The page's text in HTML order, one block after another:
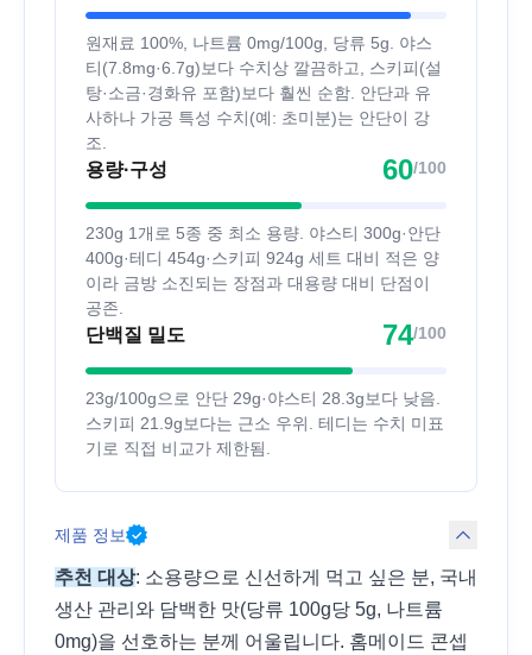
원재료 100%, 나트륨 0mg/100g, 당류 5g. 야스
티(7.8mg·6.7g)보다 수치상 깔끔하고, 스키피(설
탕·소금·경화유 포함)보다 훨씬 순함. 안단과 유
사하나 가공 특성 수치(예: 초미분)는 안단이 강
조.
용량·구성 60/100
230g 1개로 5종 중 최소 용량. 야스티 300g·안단
400g·테디 454g·스키피 924g 세트 대비 적은 양
이라 금방 소진되는 장점과 대용량 대비 단점이
공존.
단백질 밀도 74/100
23g/100g으로 안단 29g·야스티 28.3g보다 낮음.
스키피 21.9g보다는 근소 우위. 테디는 수치 미표
기로 직접 비교가 제한됨.
제품 정보
추천 대상: 소용량으로 신선하게 먹고 싶은 분, 국내
생산 관리와 담백한 맛(당류 100g당 5g, 나트륨
0mg)을 선호하는 분께 어울립니다. 홈메이드 콘셉